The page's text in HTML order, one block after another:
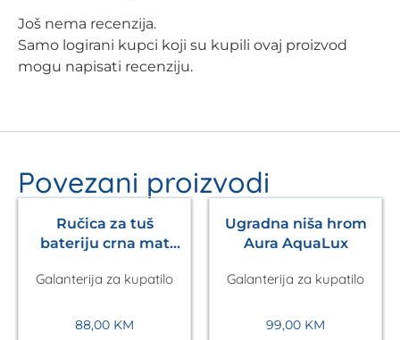
Još nema recenzija.
Samo logirani kupci koji su kupili ovaj proizvod
mogu napisati recenziju.
Povezani proizvodi
Ručica za tuš
bateriju crna mat
HANSGROHE
Galanterija za kupatilo
88,00 KM
Ugradna niša hrom
Aura AquaLux
Galanterija za kupatilo
99,00 KM